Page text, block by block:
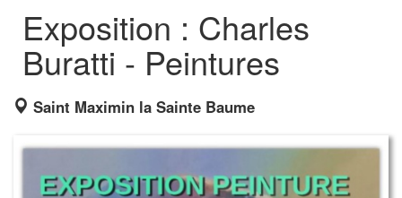
Exposition : Charles
Buratti - Peintures
Saint Maximin la Sainte Baume